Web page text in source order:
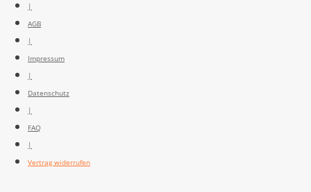
|
AGB
|
Impressum
|
Datenschutz
|
FAQ
|
Vertrag widerrufen